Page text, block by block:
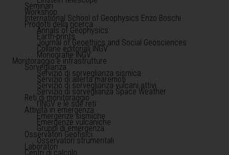
Seminari
Workshop
International School of Geophysics Enzo Boschi
Prodotti della ricerca
Annals of Geophysics
Earth-prints
Journal of Geoethics and Social Geosciences
Collane editoriali INGV
Monografie INGV
Monitoraggio e infrastrutture
Sorveglianza
Servizio di sorveglianza sismica
Servizio di allerta maremoti
Servizio di sorveglianza vulcani attivi
Servizio di sorveglianza Space Weather
Reti di monitoraggio
l'INGV e le sue reti
Attività in emergenza
Emergenze sismiche
Emergenze vulcaniche
Gruppi di emergenza
Osservatori Geofisici
Osservatori strumentali
Laboratori
Centri di calcolo